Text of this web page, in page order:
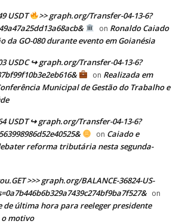
USDT
>> graph.org/Transfer-04-13-6?
on Ronaldo Caiado
da GO-080 durante evento em Goianésia
USDC ↪ graph.org/Transfer-04-13-6?
on Realizada em
Municipal de Gestão do Trabalho e
USDT ↪ graph.org/Transfer-04-13-6?
on Caiado e
reforma tributária nesta segunda-
>>> graph.org/BALANCE-36824-US-
on
de última hora para reeleger presidente
motivo